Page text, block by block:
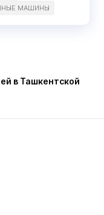
МАШИНЫ
в Ташкентской